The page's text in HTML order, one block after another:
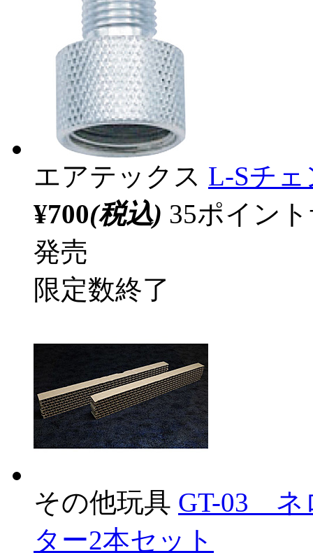
エアテックス L-Sチ
¥700(税込) 35ポイン
発売
限定数終了
その他玩具 GT-03 ネ
ター2本セット